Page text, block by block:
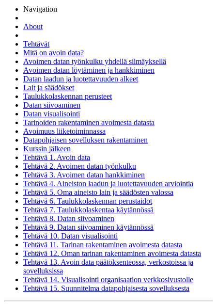
Navigation
About
Tehtävät
Mitä on avoin data?
Avoimen datan työnkulku yhdellä silmäyksellä
Avoimen datan löytäminen ja hankkiminen
Datan laadun ja luotettavuuden alkeet
Lait ja säädökset
Taulukkolaskennan perusteet
Datan siivoaminen
Datan visualisointi
Tarinoiden rakentaminen avoimesta datasta
Avoimuus liiketoiminnassa
Datapohjaisen sovelluksen rakentaminen
Kurssin jälkeen
Tehtävä 1. Avoin data
Tehtävä 2. Avoimen datan työnkulku
Tehtävä 3. Avoimen datan hankkiminen
Tehtävä 4. Aineiston laadun ja luotettavuuden arviointia
Tehtävä 5. Oma aineisto lain ja säädösten valossa
Tehtävä 6. Taulukkolaskennan perustaidot
Tehtävä 7. Taulukkolaskentaa käytännössä
Tehtävä 8. Datan siivoaminen
Tehtävä 9. Datan siivoaminen käytännössä
Tehtävä 10. Datan visualisointi
Tehtävä 11. Tarinan rakentaminen avoimesta datasta
Tehtävä 12. Oman tarinan rakentaminen avoimesta datasta
Tehtävä 13. Avoin data päätöksenteossa, verkostoissa ja
sovelluksissa
Tehtävä 14. Visualisointi organisaation verkkosivustolle
Tehtävä 15. Suunnitelma datapohjaisesta sovelluksesta